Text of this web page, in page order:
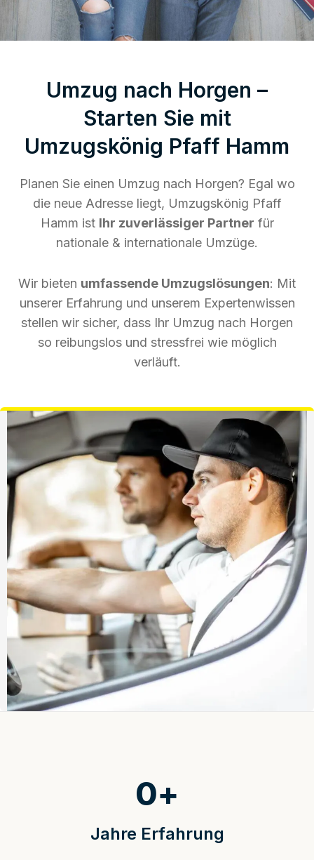
Umzug nach Horgen –
Starten Sie mit
Umzugskönig Pfaff Hamm
Planen Sie einen Umzug nach Horgen? Egal wo
die neue Adresse liegt, Umzugskönig Pfaff
Hamm ist Ihr zuverlässiger Partner für
nationale & internationale Umzüge.
Wir bieten umfassende Umzugslösungen: Mit
unserer Erfahrung und unserem Expertenwissen
stellen wir sicher, dass Ihr Umzug nach Horgen
so reibungslos und stressfrei wie möglich
verläuft.
Jahre Erfahrung
0+